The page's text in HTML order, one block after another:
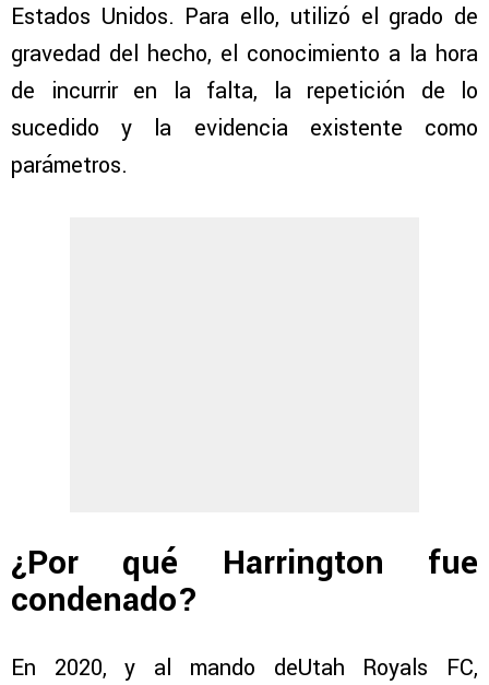
Estados Unidos. Para ello, utilizó el grado de
gravedad del hecho, el conocimiento a la hora
de incurrir en la falta, la repetición de lo
sucedido y la evidencia existente como
parámetros.
¿Por qué Harrington fue
condenado?
En 2020, y al mando deUtah Royals FC,